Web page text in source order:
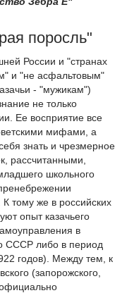
поросль"
России и "странах
и "не асфальтовым"
- "мужикам")
не только
Ее восприятие все
мифами, а
знать и чрезмерное
рассчитанными,
школьного
тому же в российских
опыт казачьего
в
СССР либо в период
годов). Между тем, к
(запорожского,
официально